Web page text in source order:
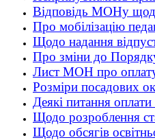
Відповідь МОНу
Про мобілізацію
Щодо надання
Про зміни до
Лист МОН про оплату
Розміри посадових
Деякі питання
Щодо розроблення
Щодо обсягів